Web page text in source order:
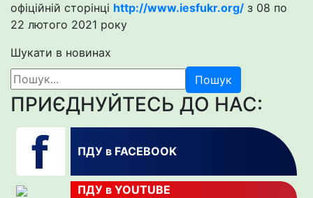
офіційній сторінці http://www.iesfukr.org/ з 08 по
22 лютого 2021 року
Шукати в новинах
Пошук
ПРИЄДНУЙТЕСЬ ДО НАС:
ПДУ в FACEBOOK
ПДУ в YOUTUBE